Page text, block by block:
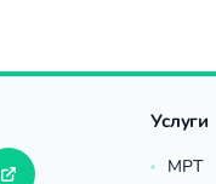
Услуги
МРТ